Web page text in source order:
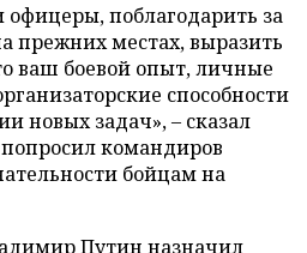
офицеры, поблагодарить за
прежних местах, выразить
ваш боевой опыт, личные
способности
новых задач», – сказал
командиров
бойцам на
Путин назначил